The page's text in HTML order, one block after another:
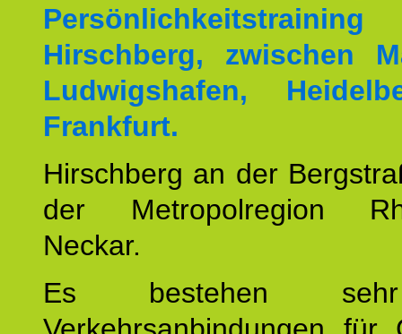
Hirschberg, zwischen
Ludwigshafen,
Frankfurt.
Hirschberg an der
der Metropolregion
Neckar.
Es bestehen